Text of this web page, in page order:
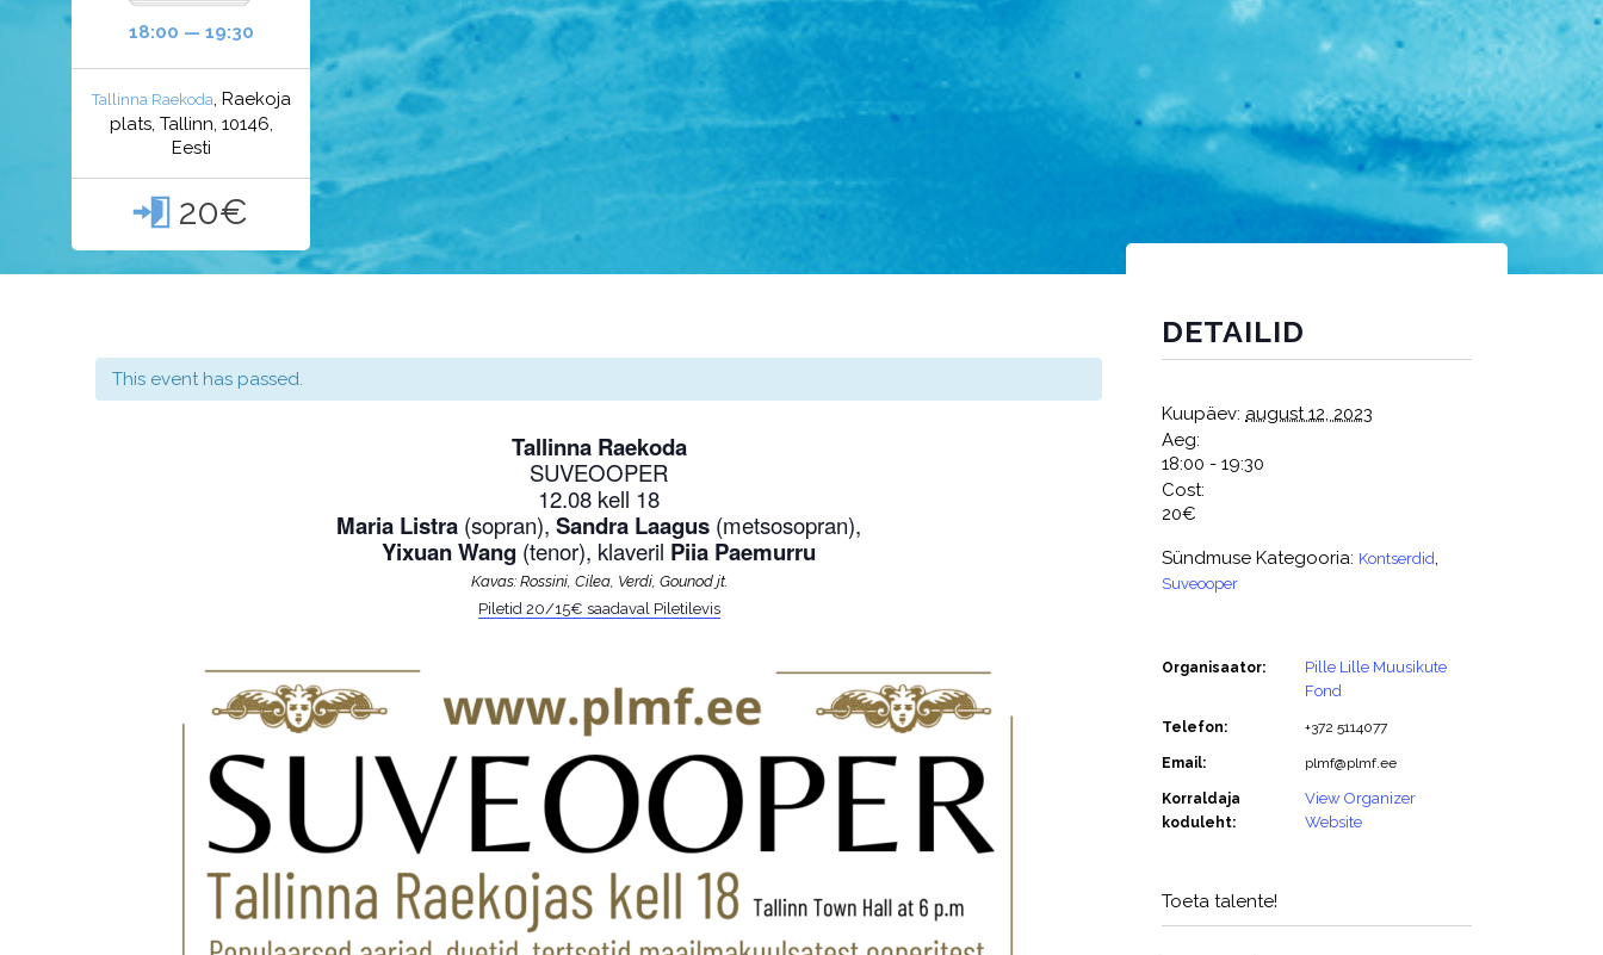
18:00 — 19:30
Tallinna Raekoda, Raekoja
plats, Tallinn, 10146,
Eesti
 20€
This event has passed.
Tallinna Raekoda
SUVEOOPER
12.08 kell 18
Maria Listra (sopran), Sandra Laagus (metsosopran),
Yixuan Wang (tenor), klaveril Piia Paemurru
Kavas: Rossini, Cilea, Verdi, Gounod jt.
Piletid 20/15€ saadaval Piletilevis
DETAILID
Kuupäev: august 12, 2023
Aeg:
18:00 - 19:30
Cost:
20€
Sündmuse Kategooria: Kontserdid,
Suveooper
Organisaator:
Pille Lille Muusikute
Fond
Telefon: +372 5114077
Email: plmf@plmf.ee
Korraldaja
koduleht:
View Organizer
Website
Toeta talente!